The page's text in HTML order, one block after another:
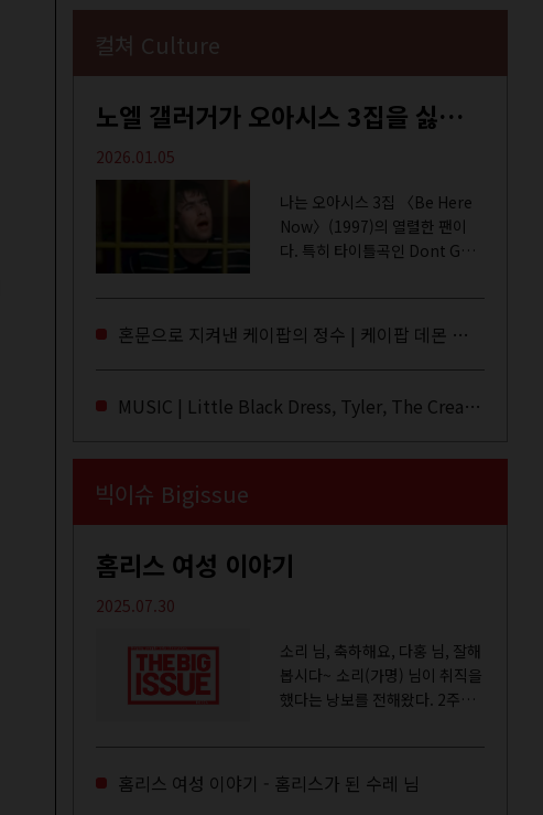
컬쳐 Culture
노엘 갤러거가 오아시스 3집을 싫어하는 이유 | DEFINITELY MAYBE, AGAIN
2026.01.05
나는 오아시스 3집 〈Be Here
Now〉(1997)의 열렬한 팬이
다. 특히 타이틀곡인 Dont Go
라이브·데모·부틀렉을 합쳐 3만
번 이상은 듣지 않았나 싶다. 이
혼문으로 지켜낸 케이팝의 정수 | 케이팝 데몬 헌터스
MUSIC | Little Black Dress, Tyler, The Creator, Essie Jain
빅이슈 Bigissue
홈리스 여성 이야기
2025.07.30
소리 님, 축하해요, 다홍 님, 잘해
봅시다~ 소리(가명) 님이 취직을
했다는 낭보를 전해왔다. 2주일
하고, 저 오늘이 마지막이에요,
이렇게 인사를 하고 가셨던...
홈리스 여성 이야기 - 홈리스가 된 수레 님